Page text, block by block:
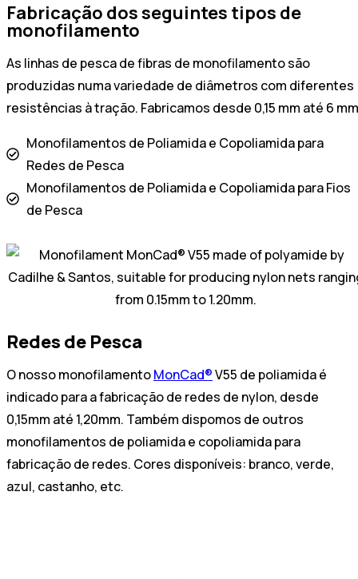
Fabricação dos seguintes tipos de
monofilamento
As linhas de pesca de fibras de monofilamento são
produzidas numa variedade de diâmetros com diferentes
resistências à tração. Fabricamos desde 0,15 mm até 6
Monofilamentos de Poliamida e Copoliamida para
Redes de Pesca
Monofilamentos de Poliamida e Copoliamida para Fios
de Pesca
Redes de Pesca
O nosso monofilamentoMonCad®V55 de poliamida é
indicado para a fabricação de redes de nylon, desde
0,15mm até 1,20mm. Também dispomos de outros
monofilamentos de poliamida e copoliamida para
fabricação de redes. Cores disponíveis: branco, verde,
azul, castanho, etc.